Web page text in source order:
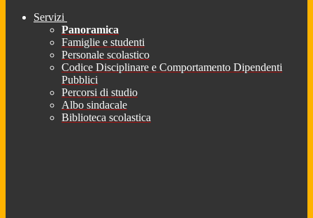
Servizi
Panoramica
Famiglie e studenti
Personale scolastico
Codice Disciplinare e Comportamento Dipendenti
Pubblici
Percorsi di studio
Albo sindacale
Biblioteca scolastica